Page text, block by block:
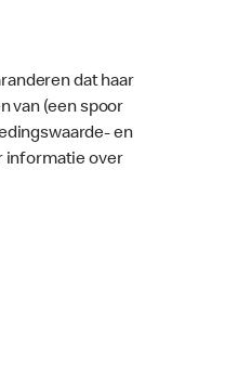
dat haar
van (een spoor
en
informatie over